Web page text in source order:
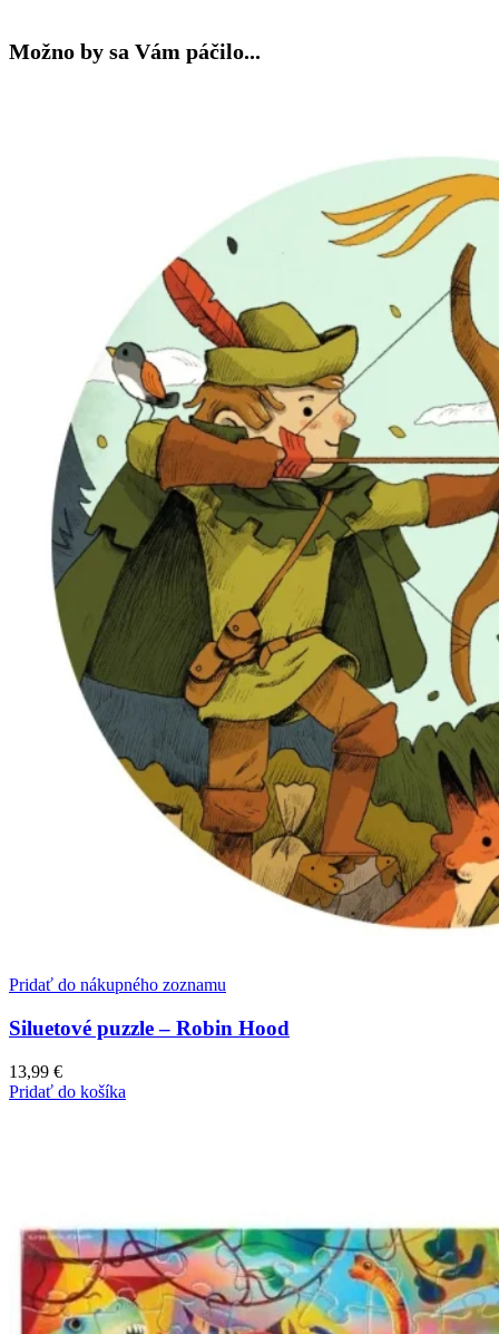
Možno by sa Vám páčilo...
Pridať do nákupného zoznamu
Siluetové puzzle – Robin Hood
13,99 €
Pridať do košíka